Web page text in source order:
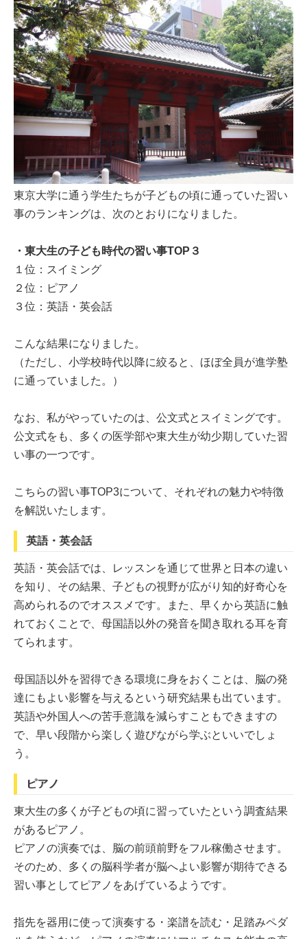
東京大学に通う学生たちが子どもの頃に通っていた習い
事のランキングは、次のとおりになりました。
・東大生の子ども時代の習い事TOP３
１位：スイミング
２位：ピアノ
３位：英語・英会話
こんな結果になりました。
（ただし、小学校時代以降に絞ると、ほぼ全員が進学塾
に通っていました。）
なお、私がやっていたのは、公文式とスイミングです。
公文式をも、多くの医学部や東大生が幼少期していた習
い事の一つです。
こちらの習い事TOP3について、それぞれの魅力や特徴
を解説いたします。
英語・英会話
英語・英会話では、レッスンを通じて世界と日本の違い
を知り、その結果、子どもの視野が広がり知的好奇心を
高められるのでオススメです。また、早くから英語に触
れておくことで、母国語以外の発音を聞き取れる耳を育
てられます。
母国語以外を習得できる環境に身をおくことは、脳の発
達にもよい影響を与えるという研究結果も出ています。
英語や外国人への苦手意識を減らすこともできますの
で、早い段階から楽しく遊びながら学ぶといいでしょ
う。
ピアノ
東大生の多くが子どもの頃に習っていたという調査結果
があるピアノ。
ピアノの演奏では、脳の前頭前野をフル稼働させます。
そのため、多くの脳科学者が脳へよい影響が期待できる
習い事としてピアノをあげているようです。
指先を器用に使って演奏する・楽譜を読む・足踏みペダ